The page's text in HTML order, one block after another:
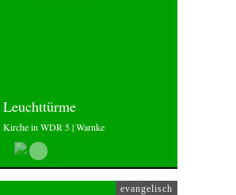
Leuchttürme
Kirche in WDR 5 | Warnke
evangelisch